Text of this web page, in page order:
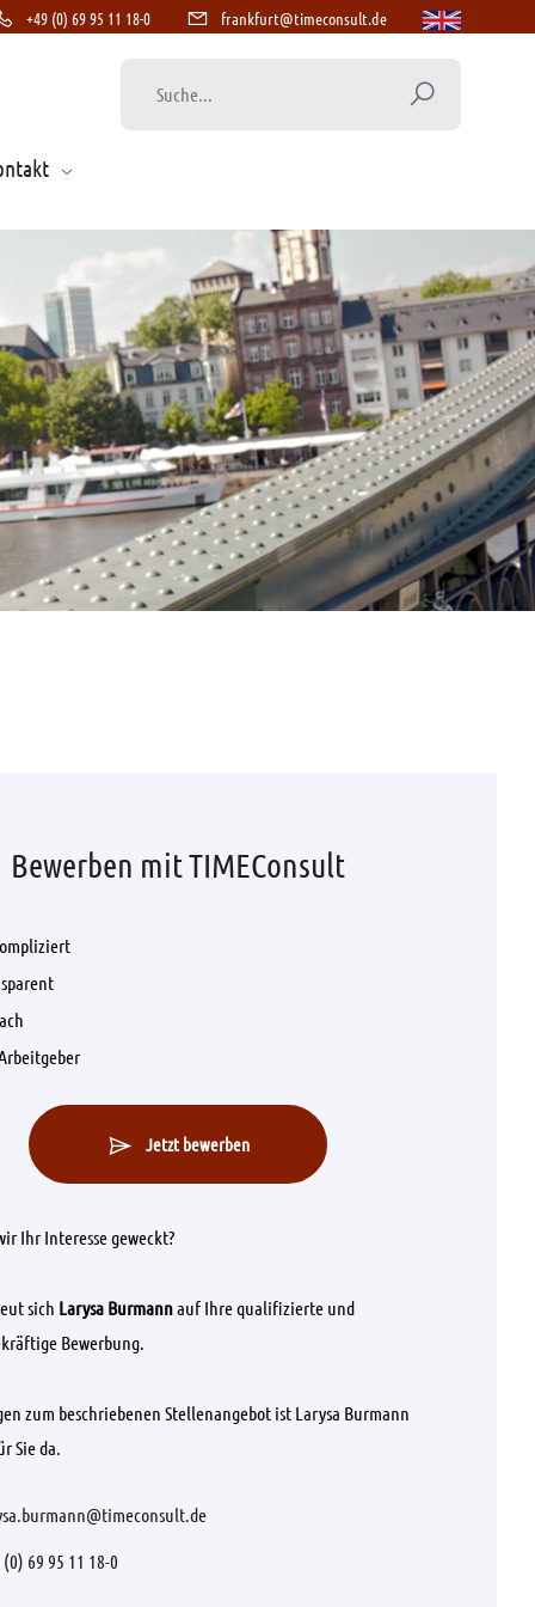
+49 (0) 69 95 11 18-0 frankfurt@timeconsult.de
Bewerben mit TIMEConsult
Jetzt bewerben
Ihr Interesse geweckt?
sich Larysa Burmannauf Ihre qualifizierte und
Bewerbung.
zum beschriebenen Stellenangebot ist Larysa Burmann
Sie da.
69 95 11 18-0